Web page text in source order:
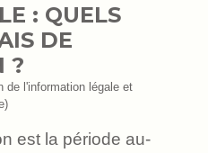
: QUELS
DE
?
de l'information légale et
est la période au-